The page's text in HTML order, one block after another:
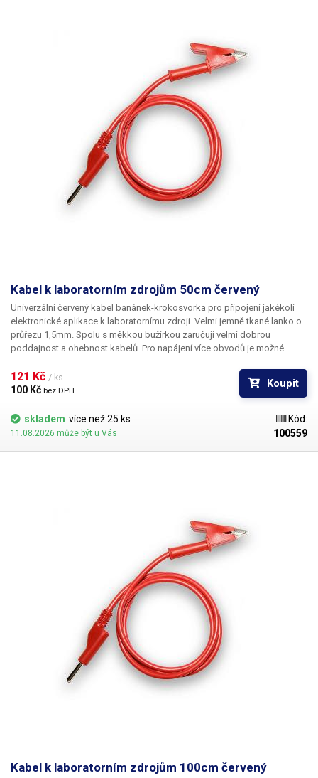
Kabel k laboratorním zdrojům 50cm červený
Univerzální červený kabel banánek-krokosvorka pro připojení jakékoli
elektronické aplikace k laboratornímu zdroji. Velmi jemně tkané lanko o
průřezu 1,5mm. Spolu s měkkou bužírkou zaručují velmi dobrou
poddajnost a ohebnost kabelů. Pro napájení více obvodů je možné
několika barevných provedeních pro rozlišení polarity: červená, černá,
modrá, žlutá, zelená.
121 Kč / ks
100 Kč bez DPH
Koupit
skladem více než 25 ks
11.08.2026 může být u Vás
Kód:
100559
Kabel k laboratorním zdrojům 100cm červený